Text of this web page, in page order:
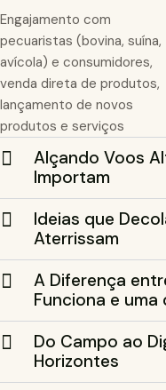
Engajamento com
pecuaristas (bovina, suína,
avícola) e consumidores,
venda direta de produtos,
lançamento de novos
produtos e serviços
Alçando Voos
Importam
Ideias que
Aterrissam
A Diferença
Funciona e uma
Do Campo ao
Horizontes